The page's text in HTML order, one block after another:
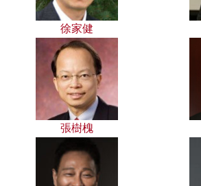
徐家健
張樹槐